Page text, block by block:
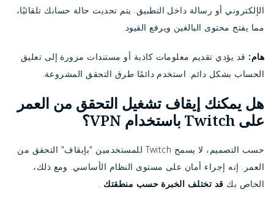
الإلكتروني أو رسالة داخل التطبيق. يتم تحديث حالة حسابك تلقائيًا،
مما يفتح محتوى البالغين ويرفع القيود.
هام: قد يؤدي تقديم معلومات كاذبة أو مستندات مزورة إلى تعليق
الحساب بشكل دائم. استخدم دائمًا طرق التحقق المشروعة.
هل يمكنك إيقاف تشغيل التحقق من العمر
على Twitch باستخدام VPN؟
حسب التصميم، لا يسمح Twitch للمستخدمين "بإيقاف" التحقق من
العمر. إنه إجراء أمان على مستوى النظام الأساسي. ومع ذلك،
الخاص بك قد تختلف الخبرة حسب منطقتك .